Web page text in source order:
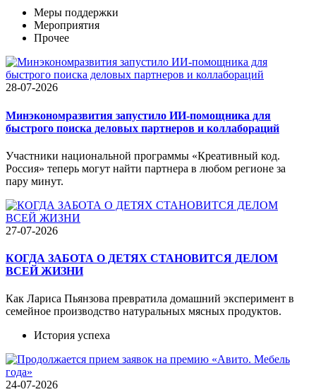
Меры поддержки
Мероприятия
Прочее
28-07-2026
Минэкономразвития запустило ИИ-помощника для
быстрого поиска деловых партнеров и коллабораций
Участники национальной программы «Креативный код.
Россия» теперь могут найти партнера в любом регионе за
пару минут.
27-07-2026
КОГДА ЗАБОТА О ДЕТЯХ СТАНОВИТСЯ ДЕЛОМ
ВСЕЙ ЖИЗНИ
Как Лариса Пьянзова превратила домашний эксперимент в
семейное производство натуральных мясных продуктов.
История успеха
24-07-2026